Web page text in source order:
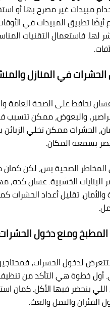
مبيدات غير مصرح بها أو
أيضًا تطبيق المبيدات في
لها. فاستعمال التقنيات
في المنازل
نحافظ على الصحة العامة
والبعوض، ممكن تتسبب
ممكن تخلي الزبائن
بسمعة المكان.
المخاطر الصحية بس، لكن
البنايات الخشبية. عشان
والأمان. تقليل أعداد
ومنع دخول
بتتعرض لدخول الحشرات،
خطوة هي التأكد من تنظيف
بنحضر فيها الأكل. كمان
الفئران والنمل والعث.